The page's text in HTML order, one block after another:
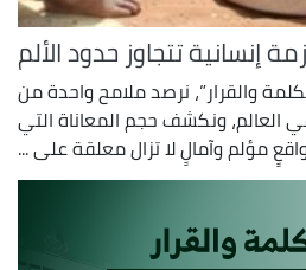
إنسانية تتجاوز حدود الألم
والقرار”، نرصد ملامح واحدة من
العالم، ونكشف حجم المعاناة التي
مؤلم وآمالٍ لا تزال معلقة على ...